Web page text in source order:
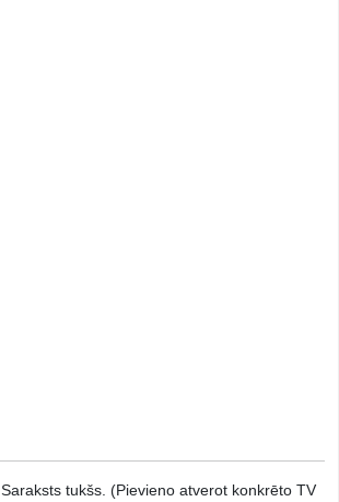
Saraksts tukšs. (Pievieno atverot konkrēto TV